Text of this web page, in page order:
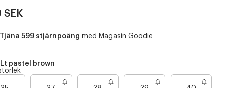
till
SEK
Tjäna 599 stjärnpoäng med Magasin Goodie
Lt pastel brown